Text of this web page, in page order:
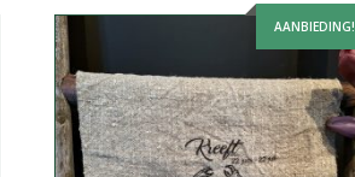
AANBIEDING!